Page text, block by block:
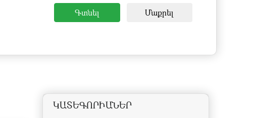
Գտնել Մաքրել
ԿԱՏԵԳՈՐԻԱՆԵՐ